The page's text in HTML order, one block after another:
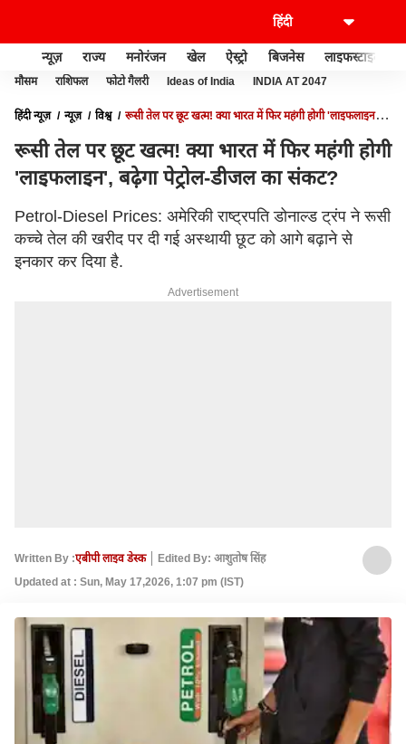
न्यूज़ राज्य मनोरंजन खेल ऐस्ट्रो बिजनेस लाइफस्टाइल
मौसम राशिफल फोटो गैलरी Ideas of India INDIA AT 2047
हिंदी न्यूज़ न्यूज़ विश्व
रूसी तेल पर छूट खत्म! क्या भारत में फिर महंगी होगी 'लाइफलाइन',
रूसी तेल पर छूट खत्म! क्या भारत में फिर महंगी होगी
'लाइफलाइन', बढ़ेगा पेट्रोल-डीजल का संकट?
Petrol-Diesel Prices: अमेरिकी राष्ट्रपति डोनाल्ड ट्रंप ने रूसी
कच्चे तेल की खरीद पर दी गई अस्थायी छूट को आगे बढ़ाने से
इनकार कर दिया है.
Advertisement
Written By :एबीपी लाइव डेस्क
Edited By: आशुतोष सिंह
Updated at : Sun, May 17,2026, 1:07 pm (IST)